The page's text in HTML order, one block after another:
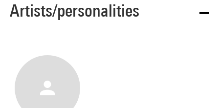
Artists/personalities